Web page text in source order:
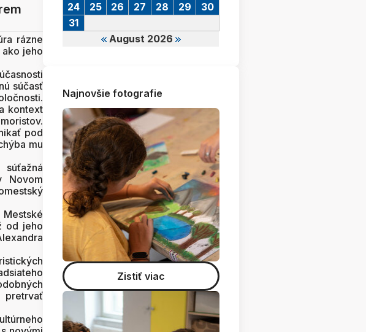
rázne
jeho
súčasť
kontext
pod
mu
Novom
od jeho
pretrvať
August 2026
24
25 26 27 28 29
30
31
Najnovšie fotografie
Zistiť viac